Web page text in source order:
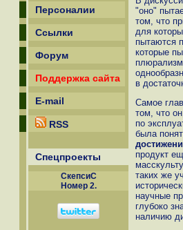
Персоналии
Ссылки
Форум
Поддержка сайта
E-mail
RSS
Спецпроекты
СкепсиС
Номер 2.
"оно"
том, что
для
пытаются
которые
в
Самое
том, что
по
была
продукт
таких же
научные
глубоко
наличию